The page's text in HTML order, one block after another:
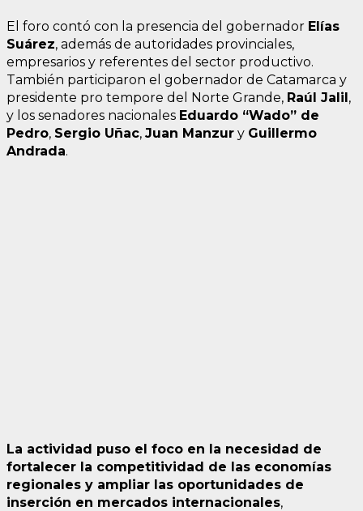
El foro contó con la presencia del gobernador Elías
Suárez, además de autoridades provinciales,
empresarios y referentes del sector productivo.
También participaron el gobernador de Catamarca y
presidente pro tempore del Norte Grande, Raúl Jalil,
y los senadores nacionales Eduardo “Wado” de
Pedro, Sergio Uñac, Juan Manzur y Guillermo
Andrada.
La actividad puso el foco en la necesidad de
fortalecer la competitividad de las economías
regionales y ampliar las oportunidades de
inserción en mercados internacionales,